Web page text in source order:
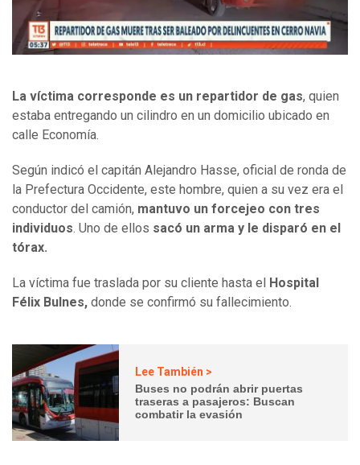
La víctima corresponde es un repartidor de gas, quien
estaba entregando un cilindro en un domicilio ubicado en
calle Economía.
Según indicó el capitán Alejandro Hasse, oficial de ronda de
la Prefectura Occidente, este hombre, quien a su vez era el
conductor del camión, mantuvo un forcejeo con tres
individuos. Uno de ellos sacó un arma y le disparó en el
tórax.
La víctima fue traslada por su cliente hasta el
Hospital
Félix Bulnes, donde se confirmó su fallecimiento.
Lee También >
Buses no podrán abrir puertas
traseras a pasajeros: Buscan
combatir la evasión